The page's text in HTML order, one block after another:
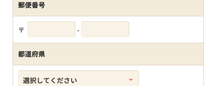
郵便番号
〒 -
都道府県